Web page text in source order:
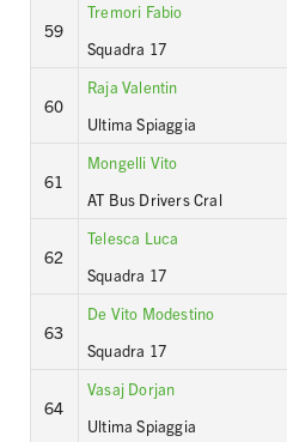
59
Tremori Fabio
Squadra 17
60
Raja Valentin
Ultima Spiaggia
61
Mongelli Vito
AT Bus Drivers Cral
62
Telesca Luca
Squadra 17
63
De Vito Modestino
Squadra 17
64
Vasaj Dorjan
Ultima Spiaggia